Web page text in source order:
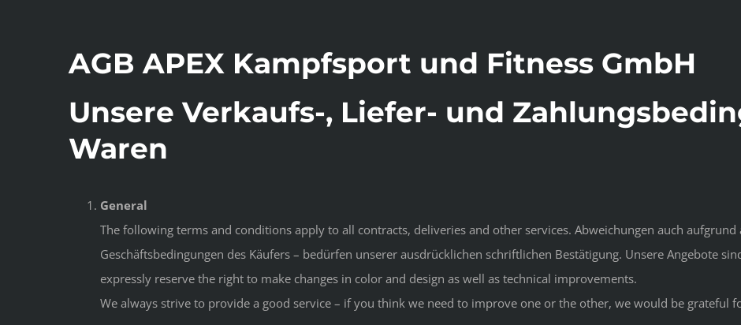
AGB APEX Kampfsport und Fitness GmbH
Unsere Verkaufs-, Liefer- und
Waren
General
The following terms and conditions apply to all contracts, deliveries and other services. Abweichungen auch
Geschäftsbedingungen des Käufers – bedürfen unserer ausdrücklichen schriftlichen Bestätigung. Unsere Angebote
expressly reserve the right to make changes in color and design as well as technical improvements.
We always strive to provide a good service – if you think we need to improve one or the other, we would be grateful